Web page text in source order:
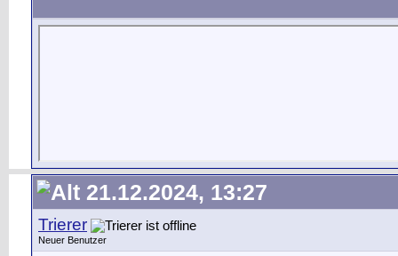
21.12.2024, 13:27
Trierer
Neuer Benutzer